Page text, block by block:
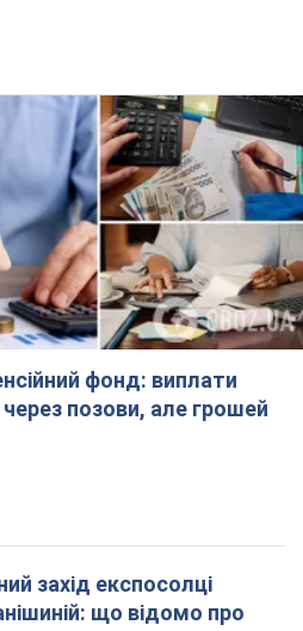
фонд: виплати
позови, але грошей